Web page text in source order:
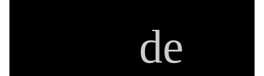
de